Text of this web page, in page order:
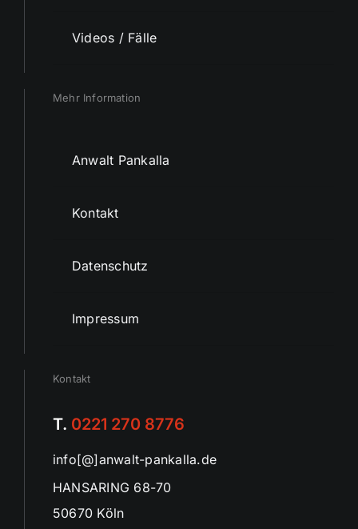
Videos / Fälle
Mehr Information
Anwalt Pankalla
Kontakt
Datenschutz
Impressum
Kontakt
T. 0221 270 8776
info[@]anwalt-pankalla.de
HANSARING 68-70
50670 Köln